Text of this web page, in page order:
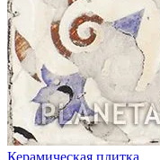
Керамическая плитка